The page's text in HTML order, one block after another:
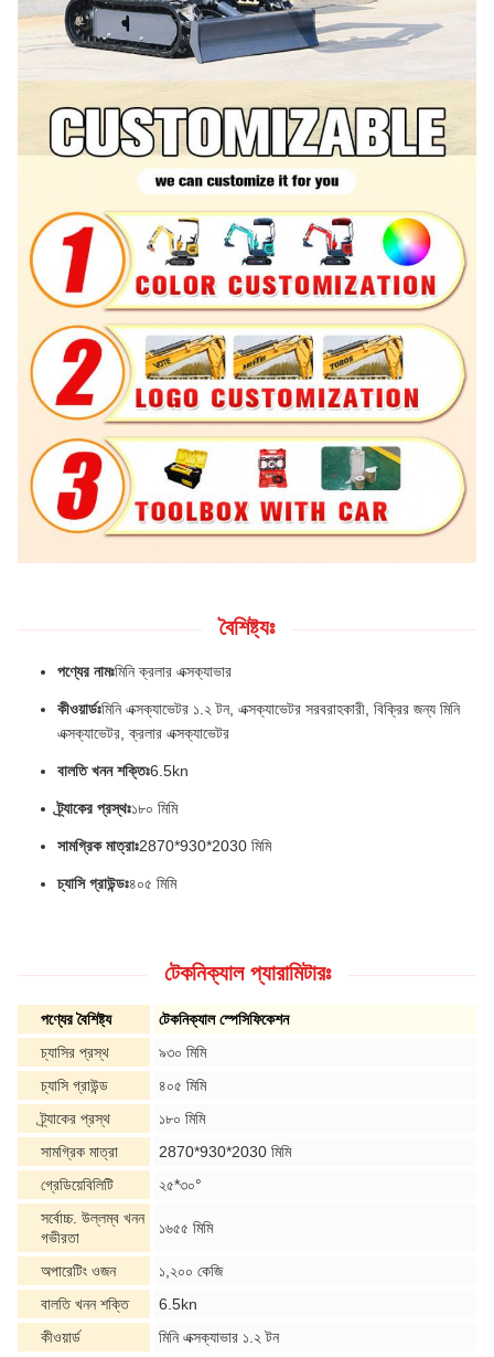
বৈশিষ্ট্যঃ
পণ্যের নামঃমিনি ক্রলার এক্সক্যাভার
কীওয়ার্ডঃমিনি এক্সক্যাভেটর ১.২ টন, এক্সক্যাভেটর সরবরাহকারী, বিক্রির জন্য মিনি
এক্সক্যাভেটর, ক্রলার এক্সক্যাভেটর
বালতি খনন শক্তিঃ6.5kn
ট্র্যাকের প্রস্থঃ১৮০ মিমি
সামগ্রিক মাত্রাঃ2870*930*2030 মিমি
চ্যাসি গ্রাউন্ডঃ৪০৫ মিমি
টেকনিক্যাল প্যারামিটারঃ
পণ্যের বৈশিষ্ট্য
টেকনিক্যাল স্পেসিফিকেশন
চ্যাসির প্রস্থ
৯৩০ মিমি
চ্যাসি গ্রাউন্ড
৪০৫ মিমি
ট্র্যাকের প্রস্থ
১৮০ মিমি
সামগ্রিক মাত্রা
2870*930*2030 মিমি
গ্রেডিয়েবিলিটি
২৫*৩০°
সর্বোচ্চ. উল্লম্ব খনন
গভীরতা
১৬৫৫ মিমি
অপারেটিং ওজন
১,২০০ কেজি
বালতি খনন শক্তি
6.5kn
কীওয়ার্ড
মিনি এক্সক্যাভার ১.২ টন